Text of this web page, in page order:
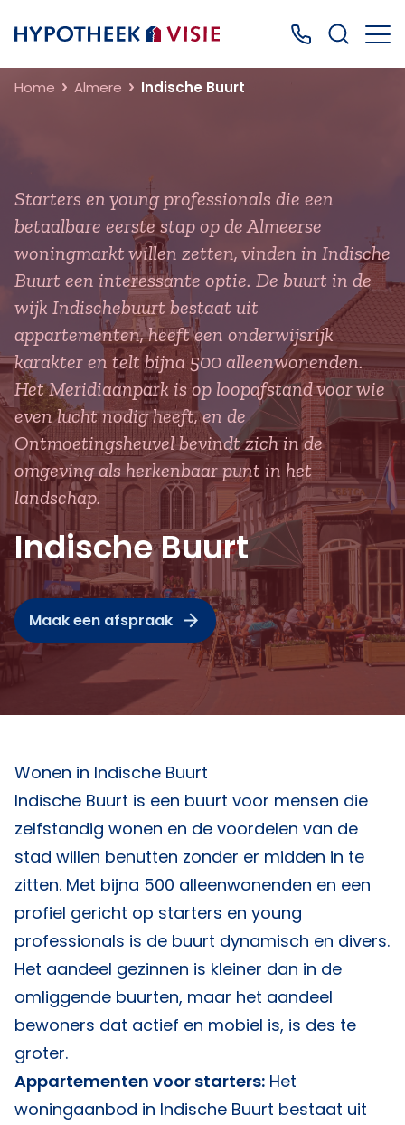
Terug naar home Bel ons: 0499
Home Almere Indische Buurt
Starters en young professionals die een
betaalbare eerste stap op de Almeerse
woningmarkt willen zetten, vinden in Indische
Buurt een interessante optie. De buurt in de
wijk Indischebuurt bestaat uit
appartementen, heeft een onderwijsrijk
karakter en telt bijna 500 alleenwonenden.
Het Meridiaanpark is op loopafstand voor wie
even lucht nodig heeft, en de
Ontmoetingsheuvel bevindt zich in de
omgeving als herkenbaar punt in het
landschap.
Indische Buurt
Maak een afspraak
Wonen in Indische Buurt
Indische Buurt is een buurt voor mensen die
zelfstandig wonen en de voordelen van de
stad willen benutten zonder er midden in te
zitten. Met bijna 500 alleenwonenden en een
profiel gericht op starters en young
professionals is de buurt dynamisch en divers.
Het aandeel gezinnen is kleiner dan in de
omliggende buurten, maar het aandeel
bewoners dat actief en mobiel is, is des te
groter.
Appartementen voor starters: Het
woningaanbod in Indische Buurt bestaat uit